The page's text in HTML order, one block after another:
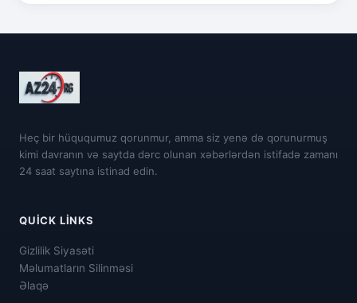
Heç bir hüququmuz qorunmur, amma siz yenə də qorunurmuş
kimi davranın və saytda dərc olunan xəbərlərdən istifadə zamanı
24 saat saytına istinad edin.
QUICK LINKS
Gizlilik Siyasəti
Məlumatların Silinməsi
Əlaqə